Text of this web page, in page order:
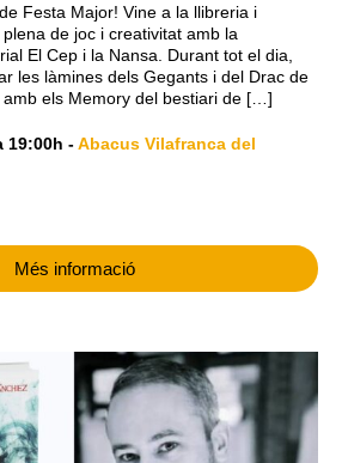
Festa Major! Vine a la llibreria i
de joc i creativitat amb la
El Cep i la Nansa. Durant tot el dia,
les làmines dels Gegants i del Drac de
els Memory del bestiari de […]
19:00h -Abacus Vilafranca del
Més informació